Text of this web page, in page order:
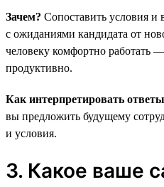
Зачем? Сопоставить условия
с ожиданиями кандидата от
человеку комфортно работать
продуктивно.
Как интерпретировать
вы предложить будущему
и условия.
3. Какое ваше